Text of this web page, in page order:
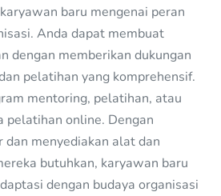
baru mengenai peran
Anda dapat membuat
dengan memberikan dukungan
pelatihan yang komprehensif.
mentoring, pelatihan, atau
pelatihan online. Dengan
dan menyediakan alat dan
butuhkan, karyawan baru
dengan budaya organisasi